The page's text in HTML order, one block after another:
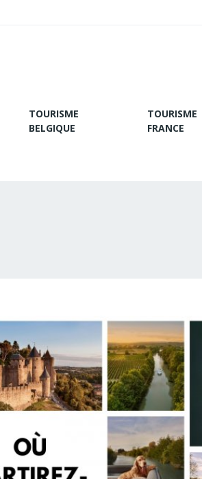
TOURISME
BELGIQUE
TOURISME
FRANCE